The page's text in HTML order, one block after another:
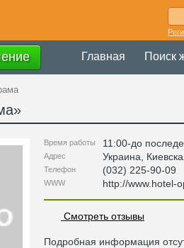
Главная Поиск
»
Время работы 11:00-до
Адрес Украина
Телефон (032) 225-90-09
WWW http://www.hotel-
Смотреть отзывы
Подробная информация